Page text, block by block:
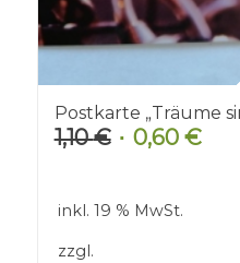
Postkarte „Träume
1,10€ Ursprünglicher
1,10 €
0,60 €
inkl. 19 % MwSt.
zzgl.